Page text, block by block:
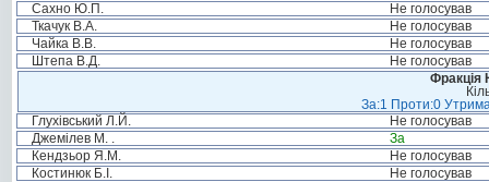
Сахно Ю.П.
Не голосував
Ткачук В.А.
Не голосував
Чайка В.В.
Не голосував
Штепа В.Д.
Не голосував
Фракція
За:1 Проти:0
Глухівський Л.Й.
Не голосував
Джемілев М. .
За
Кендзьор Я.М.
Не голосував
Костинюк Б.І.
Не голосував